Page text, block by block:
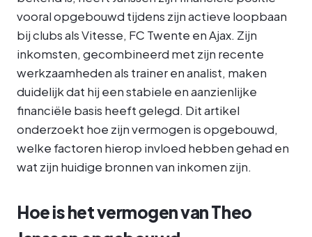
vooral opgebouwd tijdens zijn actieve loopbaan
bij clubs als Vitesse, FC Twente en Ajax. Zijn
inkomsten, gecombineerd met zijn recente
werkzaamheden als trainer en analist, maken
duidelijk dat hij een stabiele en aanzienlijke
financiële basis heeft gelegd. Dit artikel
onderzoekt hoe zijn vermogen is opgebouwd,
welke factoren hierop invloed hebben gehad en
wat zijn huidige bronnen van inkomen zijn.
Hoe is het vermogen van Theo